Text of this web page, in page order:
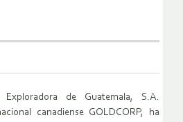
de Guatemala, S.A.
canadiense GOLDCORP, ha